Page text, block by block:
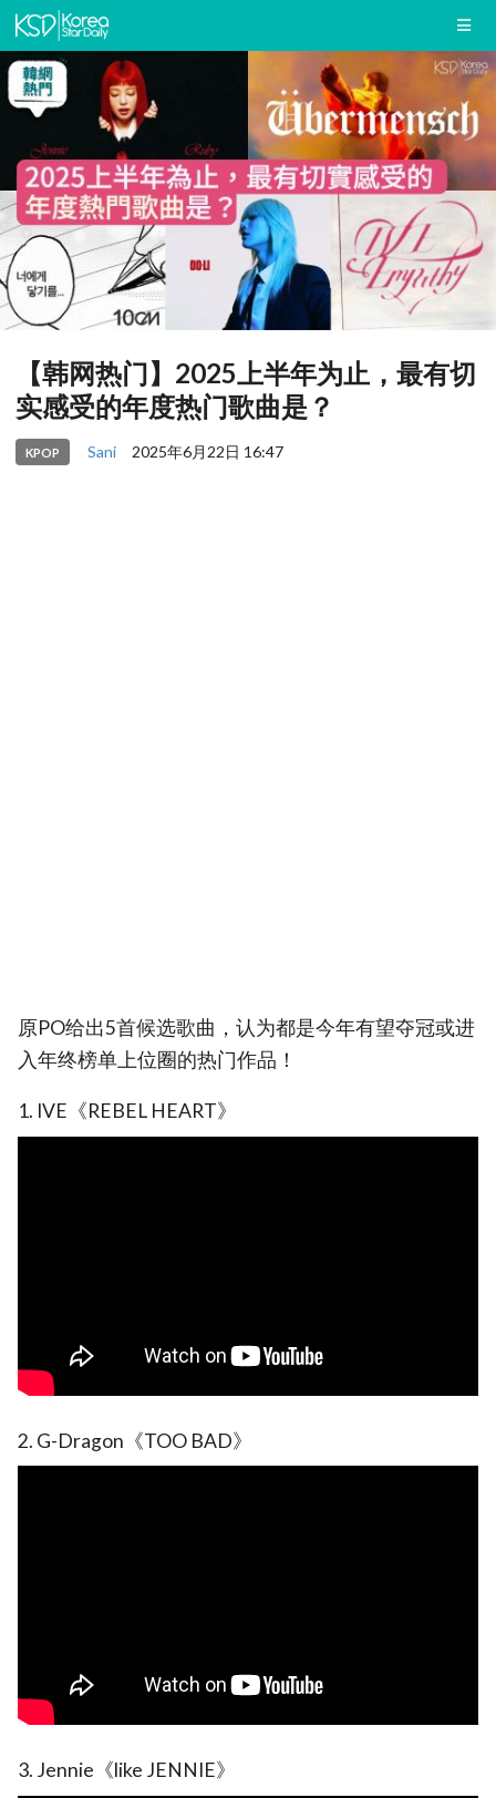
【韩网热门】2025上半年为止，最有切
实感受的年度热门歌曲是？
KPOP Sani 2025年6月22日 16:47
原PO给出5首候选歌曲，认为都是今年有望夺冠或进
入年终榜单上位圈的热门作品！
1. IVE《REBEL HEART》
2. G-Dragon《TOO BAD》
3. Jennie《like JENNIE》